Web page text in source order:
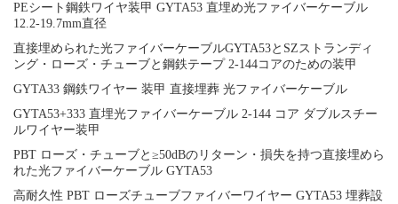
PEシート鋼鉄ワイヤ装甲 GYTA53 直埋め光ファイバーケーブル
12.2-19.7mm直径
直接埋められた光ファイバーケーブルGYTA53とSZストランディ
ング・ローズ・チューブと鋼鉄テープ 2-144コアのための装甲
GYTA33 鋼鉄ワイヤー 装甲 直接埋葬 光ファイバーケーブル
GYTA53+333 直埋光ファイバーケーブル 2-144 コア ダブルスチー
ルワイヤー装甲
PBT ローズ・チューブと≥50dBのリターン・損失を持つ直接埋めら
れた光ファイバーケーブル GYTA53
高耐久性 PBT ローズチューブファイバーワイヤー GYTA53 埋葬設